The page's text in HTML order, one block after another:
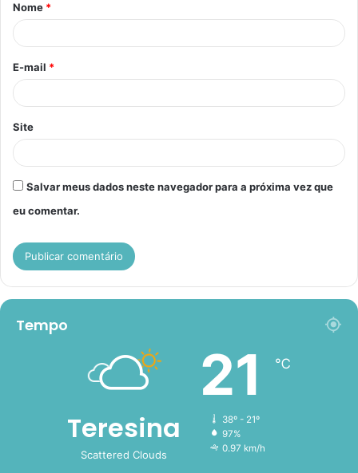
r
*
Nome *
E-mail *
Site
Salvar meus dados neste navegador para a próxima vez que
eu comentar.
Tempo
Teresina
Scattered Clouds
21 ℃
38º - 21º
97%
0.97 km/h